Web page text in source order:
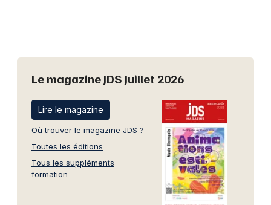
Le magazine JDS Juillet 2026
Lire le magazine
Où trouver le magazine JDS ?
Toutes les éditions
Tous les suppléments
formation